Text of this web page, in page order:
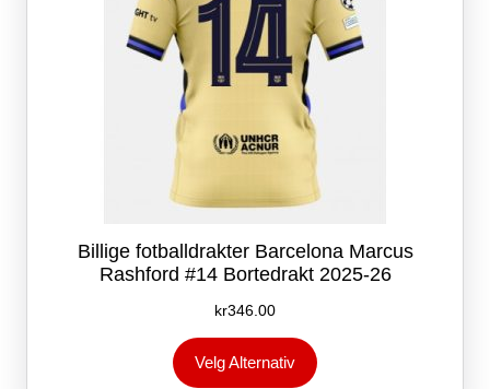
Billige fotballdrakter Barcelona Marcus
Rashford #14 Bortedrakt 2025-26
kr346.00
Velg Alternativ
produktet